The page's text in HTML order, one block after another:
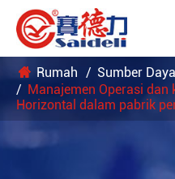
Rumah Sumber Daya
Manajemen Operasi
Horizontal dalam pabrik